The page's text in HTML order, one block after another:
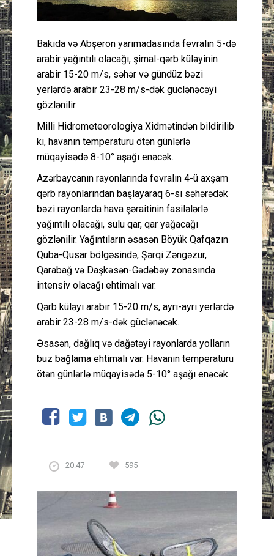
Layihə
Gündəm
Cəmiyyət
Əlaqə
Bakıda və Abşeron yarımadasında fevralın 5-də
arabir yağıntılı olacağı, şimal-qərb küləyinin
arabir 15-20 m/s, səhər və gündüz bəzi
yerlərdə arabir 23-28 m/s-dək güclənəcəyi
gözlənilir.
Milli Hidrometeorologiya Xidmətindən bildirilib
ki, havanın temperaturu ötən günlərlə
müqayisədə 8-10° aşağı enəcək.
Azərbaycanın rayonlarında fevralın 4-ü axşam
qərb rayonlarından başlayaraq 6-sı səhərədək
bəzi rayonlarda hava şəraitinin fasilələrlə
yağıntılı olacağı, sulu qar, qar yağacağı
gözlənilir. Yağıntıların əsasən Böyük Qafqazın
Quba-Qusar bölgəsində, Şərqi Zəngəzur,
Qarabağ və Daşkəsən-Gədəbəy zonasında
intensiv olacağı ehtimalı var.
Qərb küləyi arabir 15-20 m/s, ayrı-ayrı yerlərdə
arabir 23-28 m/s-dək güclənəcək.
Əsasən, dağlıq və dağətəyi rayonlarda yolların
buz bağlama ehtimalı var. Havanın temperaturu
ötən günlərlə müqayisədə 5-10° aşağı enəcək.
20:47 595